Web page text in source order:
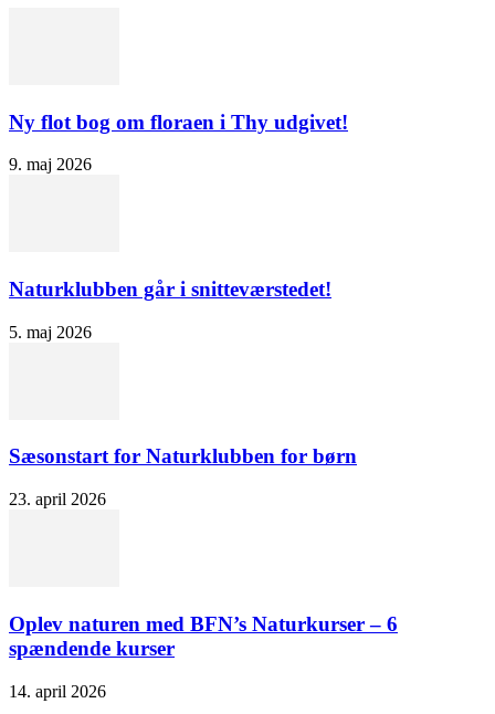
Ny flot bog om floraen i Thy udgivet!
9. maj 2026
Naturklubben går i snitteværstedet!
5. maj 2026
Sæsonstart for Naturklubben for børn
23. april 2026
Oplev naturen med BFN’s Naturkurser – 6
spændende kurser
14. april 2026